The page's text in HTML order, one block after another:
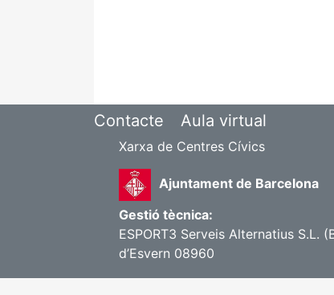
Contacte Aula virtual
Xarxa de Centres Cívics
Ajuntament de Barcelona
Gestió tècnica:
ESPORT3 Serveis Alternatius
d’Esvern 08960